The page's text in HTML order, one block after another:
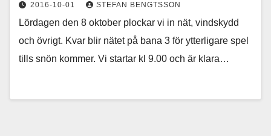
2016-10-01 STEFAN BENGTSSON
Lördagen den 8 oktober plockar vi in nät, vindskydd
och övrigt. Kvar blir nätet på bana 3 för ytterligare spel
tills snön kommer. Vi startar kl 9.00 och är klara…